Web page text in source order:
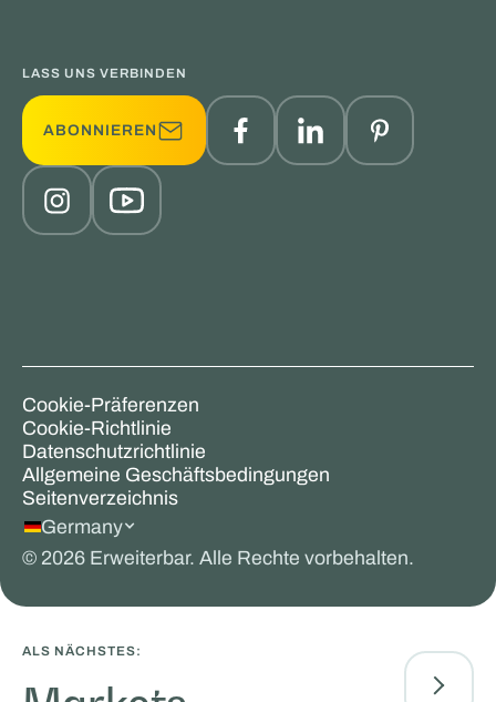
LASS UNS VERBINDEN
ABONNIEREN
Cookie-Präferenzen
Cookie-Richtlinie
Datenschutzrichtlinie
Allgemeine Geschäftsbedingungen
Seitenverzeichnis
Germany
© 2026 Erweiterbar. Alle Rechte vorbehalten.
ALS NÄCHSTES: